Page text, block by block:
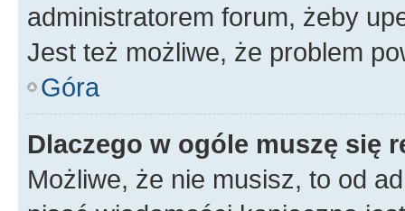
administratorem forum, żeby
Jest też możliwe, że problem
Góra
Dlaczego w ogóle muszę się
Możliwe, że nie musisz, to od